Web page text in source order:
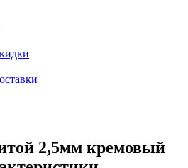
2,5мм кремовый